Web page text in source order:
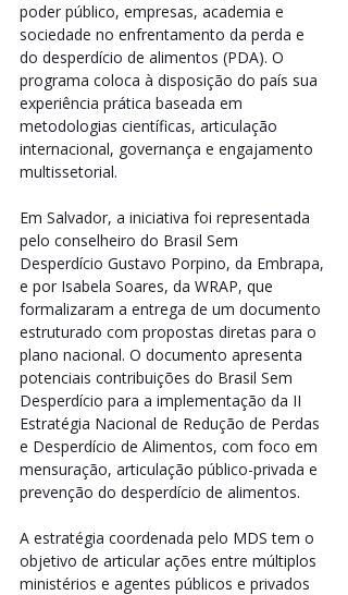
poder público, empresas, academia e
sociedade no enfrentamento da perda e
do desperdício de alimentos (PDA). O
programa coloca à disposição do país sua
experiência prática baseada em
metodologias científicas, articulação
internacional, governança e engajamento
multissetorial.
Em Salvador, a iniciativa foi representada
pelo conselheiro do Brasil Sem
Desperdício Gustavo Porpino, da Embrapa,
e por Isabela Soares, da WRAP, que
formalizaram a entrega de um documento
estruturado com propostas diretas para o
plano nacional. O documento apresenta
potenciais contribuições do Brasil Sem
Desperdício para a implementação da II
Estratégia Nacional de Redução de Perdas
e Desperdício de Alimentos, com foco em
mensuração, articulação público-privada e
prevenção do desperdício de alimentos.
A estratégia coordenada pelo MDS tem o
objetivo de articular ações entre múltiplos
ministérios e agentes públicos e privados